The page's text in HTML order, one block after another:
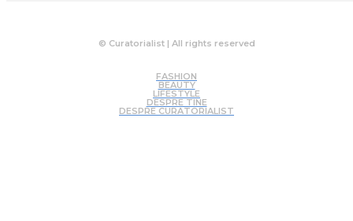
© Curatorialist | All rights reserved
FASHION
BEAUTY
LIFESTYLE
DESPRE TINE
DESPRE CURATORIALIST